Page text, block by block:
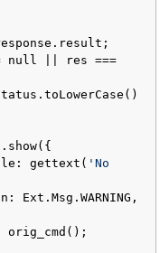
null || res ===
title: gettext(
'No